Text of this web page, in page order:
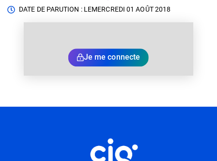
DATE DE PARUTION : LEMERCREDI 01 AOÛT 2018
Je me connecte